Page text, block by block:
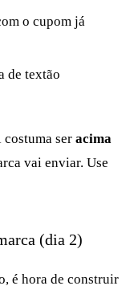
o cupom já
de textão
ser acima
vai enviar. Use
(dia 2)
é hora de construir